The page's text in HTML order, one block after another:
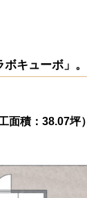
キューボ」。
面積：38.07坪）